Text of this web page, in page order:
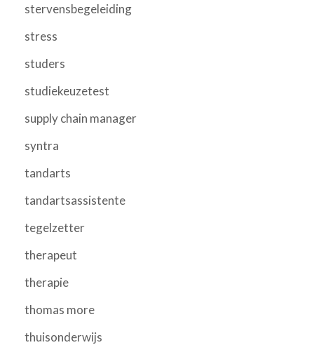
stervensbegeleiding
stress
studers
studiekeuzetest
supply chain manager
syntra
tandarts
tandartsassistente
tegelzetter
therapeut
therapie
thomas more
thuisonderwijs